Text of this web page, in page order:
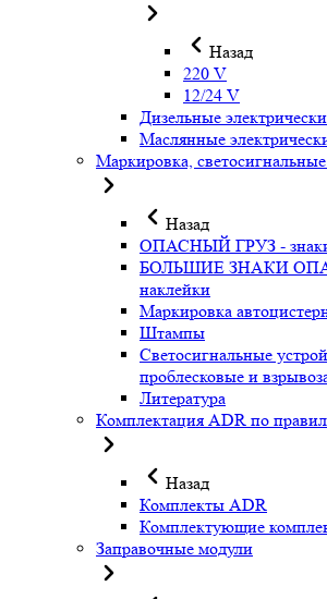
Назад
220 V
12/24 V
Дизельные
Маслянные
Маркировка,
Назад
ОПАСНЫЙ ГРУЗ - знаки
БОЛЬШИЕ ЗНАКИ
наклейки
Маркировка
Штампы
Светосигнальные
проблесковые и
Литература
Комплектация ADR по
Назад
Комплекты ADR
Комплектующие
Заправочные модули